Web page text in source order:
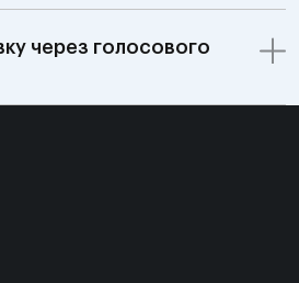
через голосового